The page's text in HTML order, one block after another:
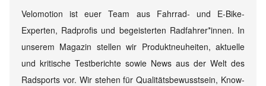
Velomotion ist euer Team aus Fahrrad- und E-Bike-
Experten, Radprofis und begeisterten Radfahrer*innen. In
unserem Magazin stellen wir Produktneuheiten, aktuelle
und kritische Testberichte sowie News aus der Welt des
Radsports vor. Wir stehen für Qualitätsbewusstsein, Know-